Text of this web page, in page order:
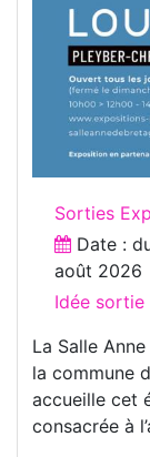
Sorties
Date :
août 2026
Idée sortie
La Salle
la commune
accueille cet
consacrée à